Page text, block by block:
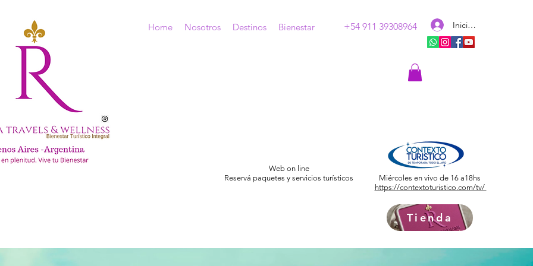
Home Nosotros Destinos Bienestar +54 911 39308964 Iniciar sesión
Web on line
Reservá paquetes y servicios turísticos
Miércoles en vivo de 16 a18hs
https://contextoturistico.com/tv/
Tienda